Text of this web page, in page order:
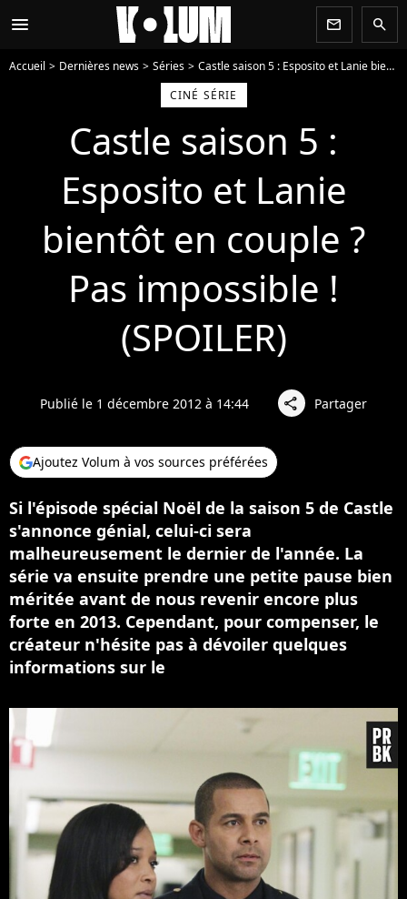
menu newsletter search
Accueil Dernières news Séries
Castle saison 5 : Esposito et Lanie bientôt en couple ? Pas impossible ! (SPOILER)
CINÉ SÉRIE
Castle saison 5 :
Esposito et Lanie
bientôt en couple ?
Pas impossible !
(SPOILER)
Publié le 1 décembre 2012 à 14:44 share Partager
Ajoutez Volum à vos sources préférées
Si l'épisode spécial Noël de la saison 5 de Castle
s'annonce génial, celui-ci sera
malheureusement le dernier de l'année. La
série va ensuite prendre une petite pause bien
méritée avant de nous revenir encore plus
forte en 2013. Cependant, pour compenser, le
créateur n'hésite pas à dévoiler quelques
informations sur le